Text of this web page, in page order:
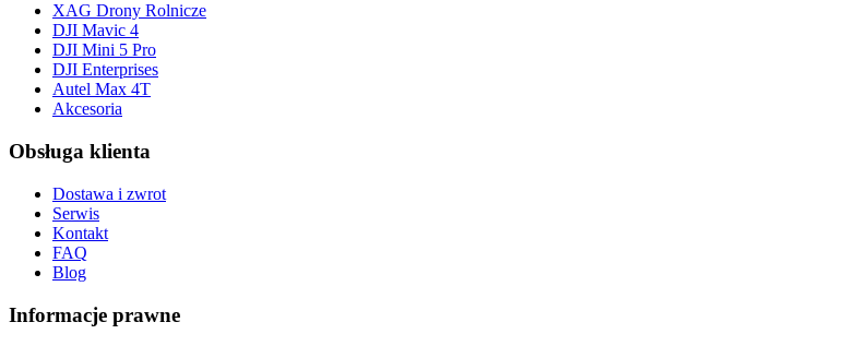
XAG Drony Rolnicze
DJI Mavic 4
DJI Mini 5 Pro
DJI Enterprises
Autel Max 4T
Akcesoria
Obsługa klienta
Dostawa i zwrot
Serwis
Kontakt
FAQ
Blog
Informacje prawne